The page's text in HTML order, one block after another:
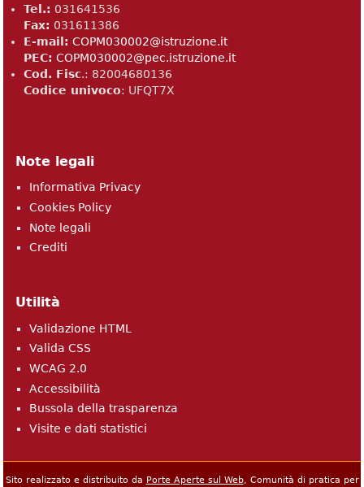
Tel.: 031641536
Fax: 031611386
E-mail: COPM030002@istruzione.it
PEC: COPM030002@pec.istruzione.it
Cod. Fisc.: 82004680136​
Codice univoco: UFQT7X
Note legali
Informativa Privacy
Cookies Policy
Note legali
Crediti
Utilità
Validazione HTML
Valida CSS
WCAG 2.0
Accessibilità
Bussola della trasparenza
Visite e dati statistici
Sito realizzato e distribuito da Porte Aperte sul Web, Comunità di pratica per